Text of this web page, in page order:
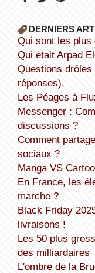
DERNIERS
Qui sont les
Qui était Arpad
Questions drôles en direct de Facebook (avec les
réponses).
Les Péages à
Messenger : Comment récupérer et lire toutes les
discussions ?
Comment partager l'humour sur les réseaux
sociaux ?
Manga VS
En France, les élections municipales : comment ça
marche ?
Black Friday 2025 : records de ventes, chaos de
livraisons !
Les 50 plus grosses fortunes de France sont tous
des milliardaires
L'ombre de la Brucellose : Comment une bactérie